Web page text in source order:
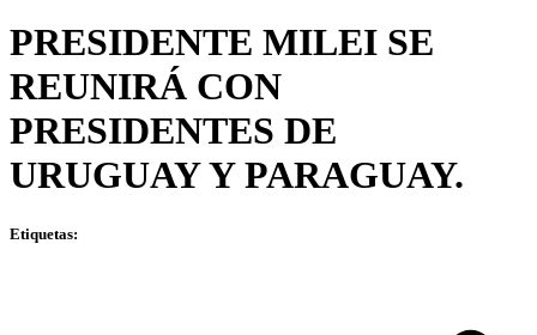
PRESIDENTE MILEI SE
REUNIRÁ CON
PRESIDENTES DE
URUGUAY Y PARAGUAY.
Etiquetas: